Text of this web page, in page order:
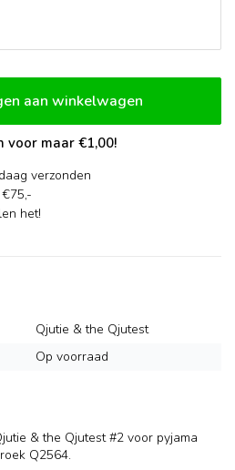
aan winkelwagen
voor maar €1,00!
verzonden
het!
Qjutie & the Qjutest
Op voorraad
& the Qjutest #2 voor pyjama
Q2564.